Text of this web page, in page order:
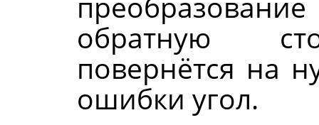
обратную
повернётся на
ошибки угол.